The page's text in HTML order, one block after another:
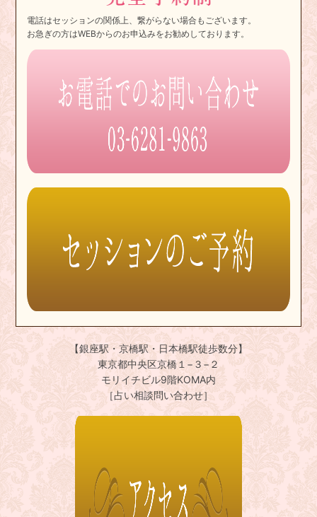
電話はセッションの関係上、繋がらない場合もございます。
お急ぎの方はWEBからのお申込みをお勧めしております。
【銀座駅・京橋駅・日本橋駅徒歩数分】
東京都中央区京橋１−３−２
モリイチビル9階KOMA内
［占い相談問い合わせ］